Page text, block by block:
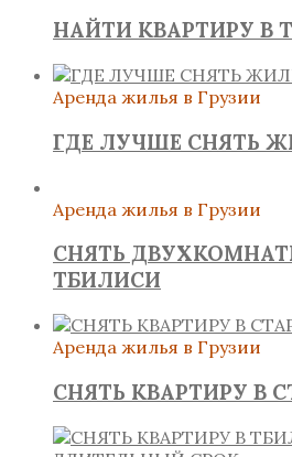
НАЙТИ КВАРТИРУ В
Аренда жилья в Грузии
ГДЕ ЛУЧШЕ СНЯТЬ
Аренда жилья в Грузии
СНЯТЬ
ТБИЛИСИ
Аренда жилья в Грузии
СНЯТЬ КВАРТИРУ В